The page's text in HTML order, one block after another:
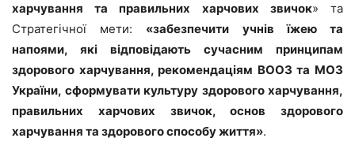
харчування та правильних харчових звичок» та
Стратегічної мети: «забезпечити учнів їжею та
напоями, які відповідають сучасним принципам
здорового харчування, рекомендаціям ВООЗ та МОЗ
України, сформувати культуру здорового харчування,
правильних харчових звичок, основ здорового
харчування та здорового способу життя».